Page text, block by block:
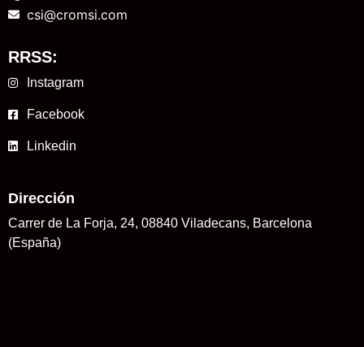
csi@cromsi.com
RRSS:
Instagram
Facebook
Linkedin
Dirección
Carrer de La Forja, 24, 08840 Viladecans, Barcelona
(España)